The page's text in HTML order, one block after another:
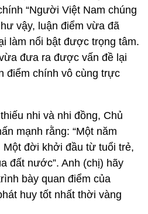
“Người Việt Nam chúng
vậy, luận điểm vừa đã
làm nổi bật được trọng tâm.
đưa ra được vấn đề lại
điểm chính vô cùng trực
nhi và nhi đồng, Chủ
mạnh rằng: “Một năm
đời khởi đầu từ tuổi trẻ,
đất nước”. Anh (chị) hãy
bày quan điểm của
huy tốt nhất thời vàng